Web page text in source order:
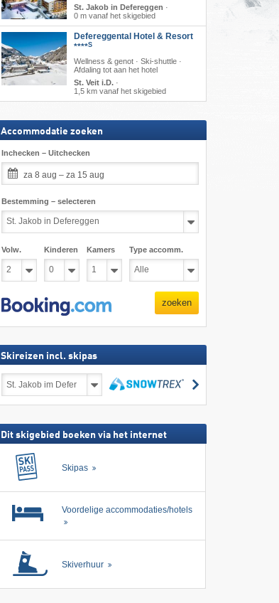
St. Jakob in Defereggen ·
0 m vanaf het skigebied
Defereggental Hotel & Resort
****S
Wellness & genot · Ski-shuttle ·
Afdaling tot aan het hotel
St. Veit i.D.·
1,5 km vanaf het skigebied
Accommodatie zoeken
Inchecken – Uitchecken
za 8 aug – za 15 aug
Bestemming – selecteren
Volw. Kinderen Kamers Type accomm.
zoeken
Skireizen incl. skipas
incl.
zoeken
Dit skigebied boeken via het internet
Skipas
Voordelige accommodaties/hotels
Skiverhuur